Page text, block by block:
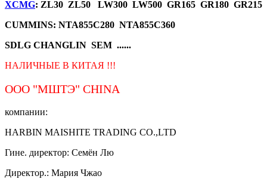
XCMG: ZL30 ZL50 LW300 LW500 GR165 GR180 GR215
CUMMINS: NTA855C280 NTA855C360
SDLG CHANGLIN SEM ......
НАЛИЧНЫЕ В КИТАЯ !!!
ООО "МШТЭ" CHINA
компании:
HARBIN MAISHITE TRADING CO.,LTD
Гине. директор: Семён Лю
Директор.: Мария Чжао